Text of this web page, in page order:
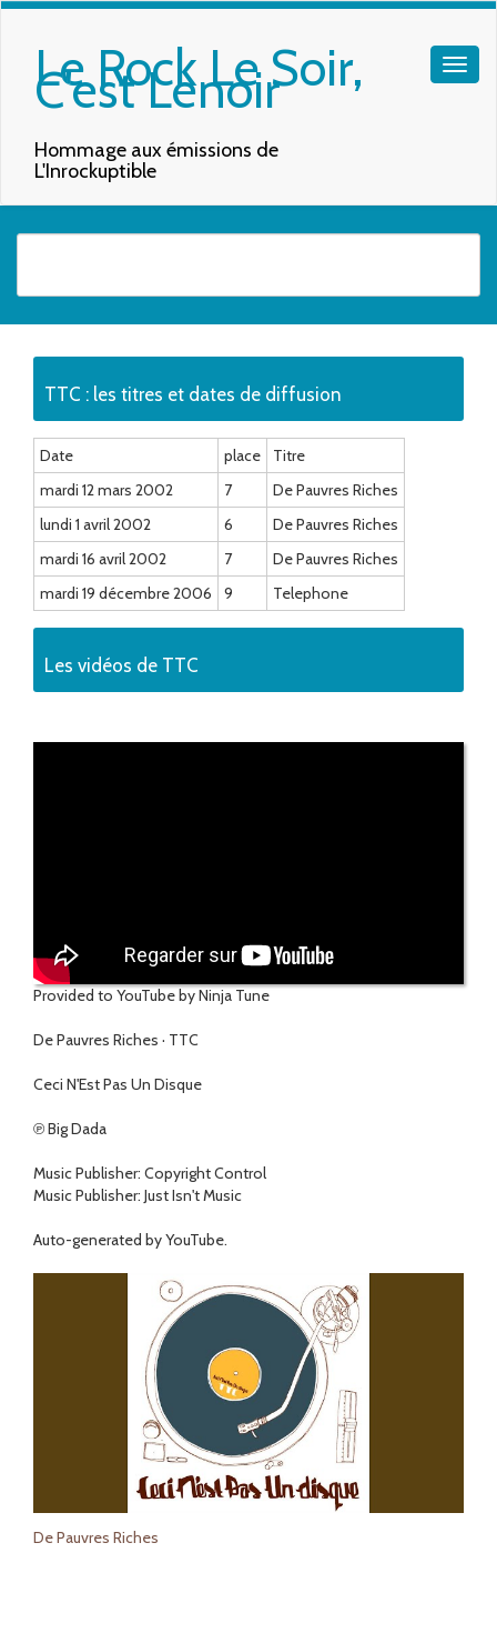
Le Rock Le Soir,
C'est Lenoir
Hommage aux émissions de
L'Inrockuptible
TTC : les titres et dates de diffusion
Date place
Titre
mardi 12 mars 2002
7
De Pauvres Riches
lundi 1 avril 2002
6
De Pauvres Riches
mardi 16 avril 2002
7
De Pauvres Riches
mardi 19 décembre 2006
9 Telephone
Les vidéos de TTC
Provided to YouTube by Ninja Tune
De Pauvres Riches · TTC
Ceci N'Est Pas Un Disque
℗ Big Dada
Music Publisher: Copyright Control
Music Publisher: Just Isn't Music
Auto-generated by YouTube.
De Pauvres Riches